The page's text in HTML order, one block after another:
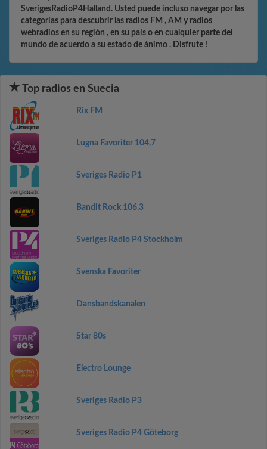
SverigesRadioP4Halland. Usted puede incluso navegar por las
categorías para descubrir las radios FM , AM y radios
webradios en su región , en su país o en cualquier parte del
mundo de acuerdo a su estado de ánimo . Disfrute !
Top radios en Suecia
Rix FM
Lugna Favoriter 104,7
Sveriges Radio P1
Bandit Rock 106.3
Sveriges Radio P4 Stockholm
Svenska Favoriter
Dansbandskanalen
Star 80s
Electro Lounge
Sveriges Radio P3
Sveriges Radio P4 Göteborg